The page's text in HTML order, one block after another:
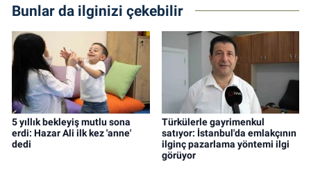
Bunlar da ilginizi çekebilir
5 yıllık bekleyiş mutlu sona
erdi: Hazar Ali ilk kez 'anne'
dedi
Türkülerle gayrimenkul
satıyor: İstanbul'da emlakçının
ilginç pazarlama yöntemi ilgi
görüyor